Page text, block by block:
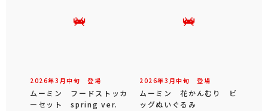
2026年3 月中旬 登場
ムーミン フードストッカ
ーセット spring ver.
2026年3 月中旬 登場
ムーミン 花かんむり ビ
ッグぬいぐるみ